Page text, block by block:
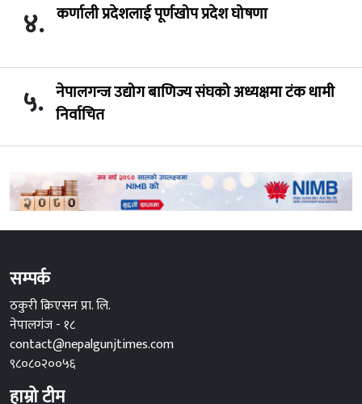
४. कर्णाली प्रदेशलाई पूर्णखोप प्रदेश घोषणा
५. नेपालगन्ज उद्योग बाणिज्य संघको अध्यक्षमा टंक धामी
निर्वाचित
सम्पर्क
ठकुरी क्रिएसन प्रा. लि.
नेपालगंज - १८
contact@nepalgunjtimes.com
९८०८०२००५६
हाम्रो टीम